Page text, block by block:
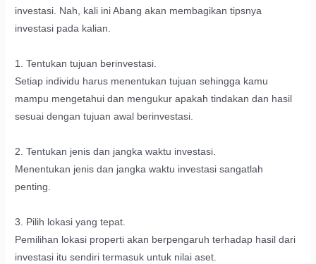
investasi. Nah, kali ini Abang akan membagikan tipsnya
investasi pada kalian.
1. Tentukan tujuan berinvestasi.
Setiap individu harus menentukan tujuan sehingga kamu
mampu mengetahui dan mengukur apakah tindakan dan hasil
sesuai dengan tujuan awal berinvestasi.
2. Tentukan jenis dan jangka waktu investasi.
Menentukan jenis dan jangka waktu investasi sangatlah
penting.
3. Pilih lokasi yang tepat.
Pemilihan lokasi properti akan berpengaruh terhadap hasil dari
investasi itu sendiri termasuk untuk nilai aset.